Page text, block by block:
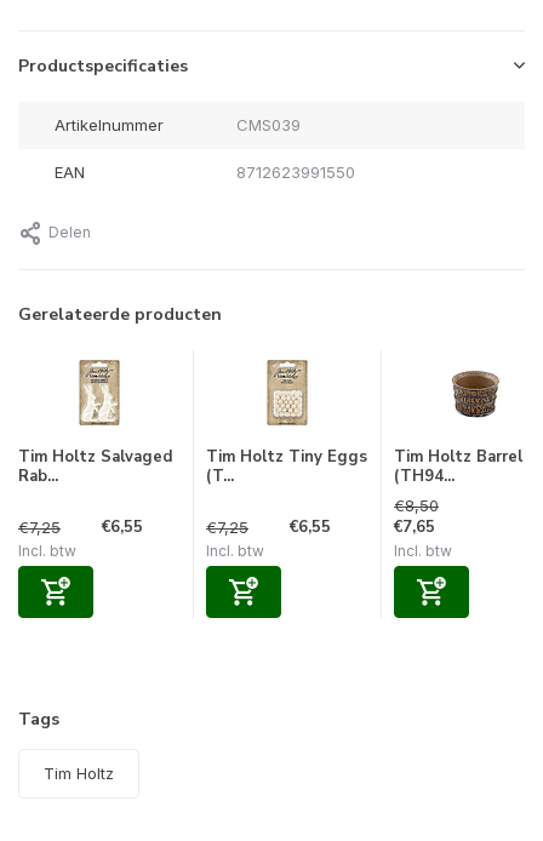
Productspecificaties
Artikelnummer CMS039
EAN 8712623991550
Delen
Gerelateerde producten
Tim Holtz Salvaged
Rab...
€7,25 €6,55
Incl. btw
Tim Holtz Tiny Eggs
(T...
€7,25 €6,55
Incl. btw
Tim Holtz Barrel
(TH94...
€8,50
€7,65
Incl. btw
Tags
Tim Holtz